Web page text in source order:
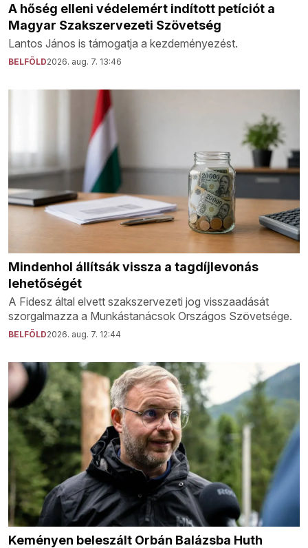
A hőség elleni védelemért indított petíciót a
Magyar Szakszervezeti Szövetség
Lantos János is támogatja a kezdeményezést.
BELFÖLD2026. aug. 7. 13:46
Mindenhol állítsák vissza a tagdíjlevonás
lehetőségét
A Fidesz által elvett szakszervezeti jog visszaadását
szorgalmazza a Munkástanácsok Országos Szövetsége.
BELFÖLD2026. aug. 7. 12:44
Keményen beleszált Orbán Balázsba Huth